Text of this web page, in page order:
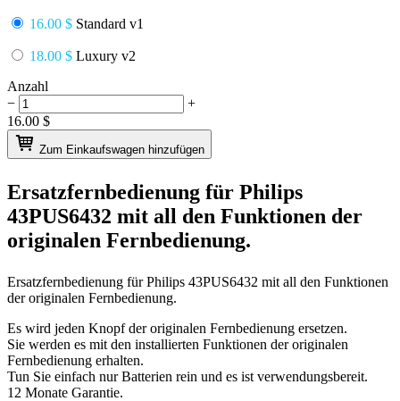
16.00 $ Standard v1
18.00 $ Luxury v2
Anzahl
−
+
16.00 $
Zum Einkaufswagen hinzufügen
Ersatzfernbedienung für Philips
43PUS6432 mit all den Funktionen der
originalen Fernbedienung.
Ersatzfernbedienung fürPhilips 43PUS6432 mit all den Funktionen
der originalen Fernbedienung.
Es wird jeden Knopf der originalen Fernbedienung ersetzen.
Sie werden es mit den installierten Funktionen der originalen
Fernbedienung erhalten.
Tun Sie einfach nur Batterien rein und es ist verwendungsbereit.
12 Monate Garantie.